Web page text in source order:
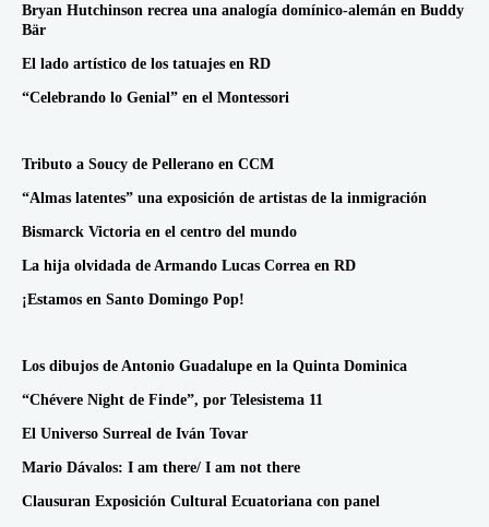
Bryan Hutchinson recrea una analogía domínico-alemán en Buddy
Bär
El lado artístico de los tatuajes en RD
“Celebrando lo Genial” en el Montessori
Tributo a Soucy de Pellerano en CCM
“Almas latentes” una exposición de artistas de la inmigración
Bismarck Victoria en el centro del mundo
La hija olvidada de Armando Lucas Correa en RD
¡Estamos en Santo Domingo Pop!
Los dibujos de Antonio Guadalupe en la Quinta Dominica
“Chévere Night de Finde”, por Telesistema 11
El Universo Surreal de Iván Tovar
Mario Dávalos: I am there/ I am not there
Clausuran Exposición Cultural Ecuatoriana con panel